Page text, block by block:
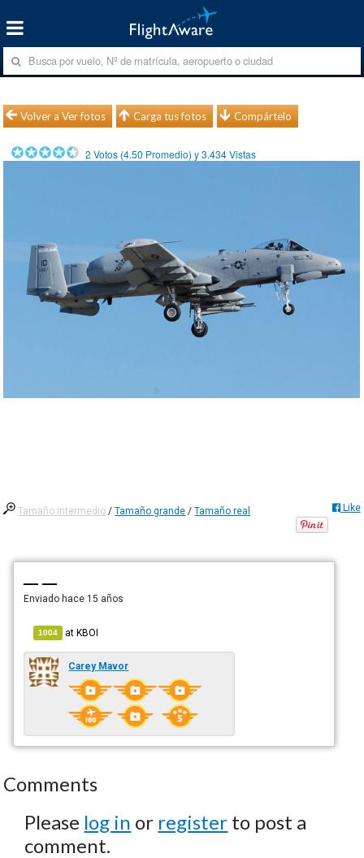
Volver a Ver fotos Carga tus fotos Compártelo
2 Votos (4.50 Promedio) y3.434Vistas
Tamaño intermedio /Tamaño grande /Tamaño real Like
— —
Enviado hace 15 años
1004 atKBOI
Carey Mavor
Comments
Please log in or register to post a
comment.